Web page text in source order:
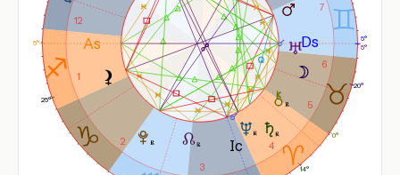
1
2
3
4
5
6
7
12
20°
14°
5°
0°
5°
5°
25°